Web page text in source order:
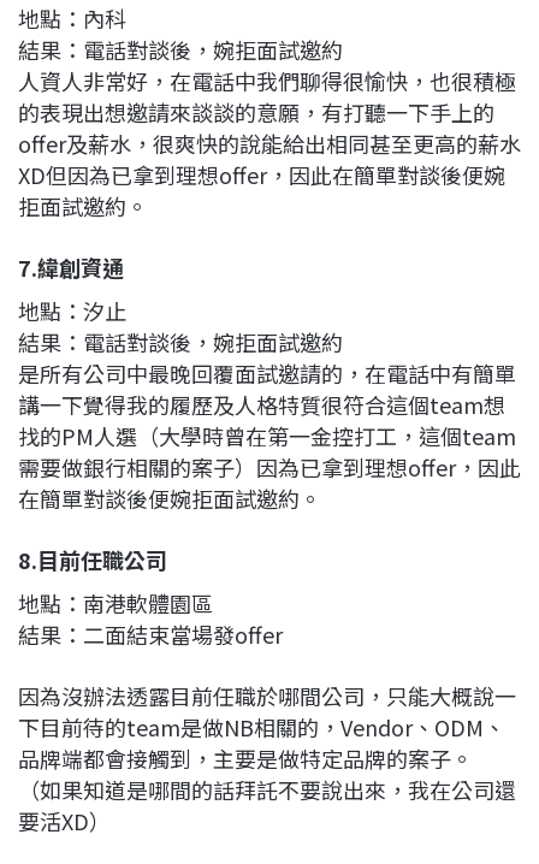
地點：內科
結果：電話對談後，婉拒面試邀約
人資人非常好，在電話中我們聊得很愉快，也很積極
的表現出想邀請來談談的意願，有打聽一下手上的
offer及薪水，很爽快的說能給出相同甚至更高的薪水
XD但因為已拿到理想offer，因此在簡單對談後便婉
拒面試邀約。
7.緯創資通
地點：汐止
結果：電話對談後，婉拒面試邀約
是所有公司中最晚回覆面試邀請的，在電話中有簡單
講一下覺得我的履歷及人格特質很符合這個team想
找的PM人選（大學時曾在第一金控打工，這個team
需要做銀行相關的案子）因為已拿到理想offer，因此
在簡單對談後便婉拒面試邀約。
8.目前任職公司
地點：南港軟體園區
結果：二面結束當場發offer
因為沒辦法透露目前任職於哪間公司，只能大概說一
下目前待的team是做NB相關的，Vendor、ODM、
品牌端都會接觸到，主要是做特定品牌的案子。
（如果知道是哪間的話拜託不要說出來，我在公司還
要活XD）